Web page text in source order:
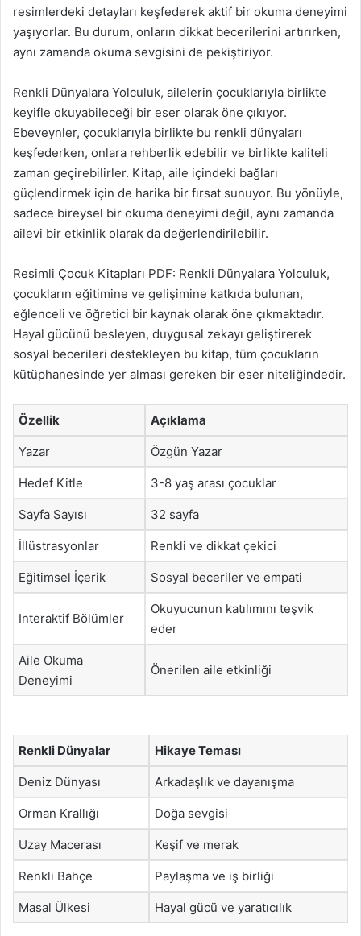
resimlerdeki detayları keşfederek aktif bir okuma deneyimi
yaşıyorlar. Bu durum, onların dikkat becerilerini artırırken,
aynı zamanda okuma sevgisini de pekiştiriyor.
Renkli Dünyalara Yolculuk, ailelerin çocuklarıyla birlikte
keyifle okuyabileceği bir eser olarak öne çıkıyor.
Ebeveynler, çocuklarıyla birlikte bu renkli dünyaları
keşfederken, onlara rehberlik edebilir ve birlikte kaliteli
zaman geçirebilirler. Kitap, aile içindeki bağları
güçlendirmek için de harika bir fırsat sunuyor. Bu yönüyle,
sadece bireysel bir okuma deneyimi değil, aynı zamanda
ailevi bir etkinlik olarak da değerlendirilebilir.
Resimli Çocuk Kitapları PDF: Renkli Dünyalara Yolculuk,
çocukların eğitimine ve gelişimine katkıda bulunan,
eğlenceli ve öğretici bir kaynak olarak öne çıkmaktadır.
Hayal gücünü besleyen, duygusal zekayı geliştirerek
sosyal becerileri destekleyen bu kitap, tüm çocukların
kütüphanesinde yer alması gereken bir eser niteliğindedir.
Özellik Açıklama
Yazar Özgün Yazar
Hedef Kitle 3-8 yaş arası çocuklar
Sayfa Sayısı 32 sayfa
İllüstrasyonlar Renkli ve dikkat çekici
Eğitimsel İçerik Sosyal beceriler ve empati
Interaktif Bölümler
Okuyucunun katılımını teşvik
eder
Aile Okuma
Deneyimi
Önerilen aile etkinliği
Renkli Dünyalar Hikaye Teması
Deniz Dünyası Arkadaşlık ve dayanışma
Orman Krallığı Doğa sevgisi
Uzay Macerası Keşif ve merak
Renkli Bahçe Paylaşma ve iş birliği
Masal Ülkesi Hayal gücü ve yaratıcılık